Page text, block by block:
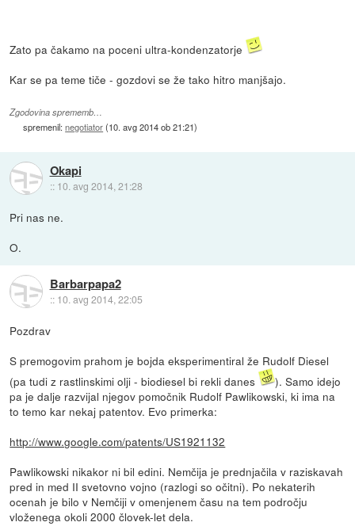
Zato pa čakamo na poceni ultra-kondenzatorje
Kar se pa teme tiče - gozdovi se že tako hitro manjšajo.
Zgodovina sprememb…
spremenil:negotiator(10. avg 2014 ob 21:21)
Okapi
:: 10. avg 2014, 21:28
Pri nas ne.
O.
Barbarpapa2
:: 10. avg 2014, 22:05
Pozdrav
S premogovim prahom je bojda eksperimentiral že Rudolf Diesel
(pa tudi z rastlinskimi olji - biodiesel bi rekli danes
). Samo idejo
pa je dalje razvijal njegov pomočnik Rudolf Pawlikowski, ki ima na
to temo kar nekaj patentov. Evo primerka:
http://www.google.com/patents/US1921132
Pawlikowski nikakor ni bil edini. Nemčija je prednjačila v raziskavah
pred in med II svetovno vojno (razlogi so očitni). Po nekaterih
ocenah je bilo v Nemčiji v omenjenem času na tem področju
vloženega okoli 2000 človek-let dela.